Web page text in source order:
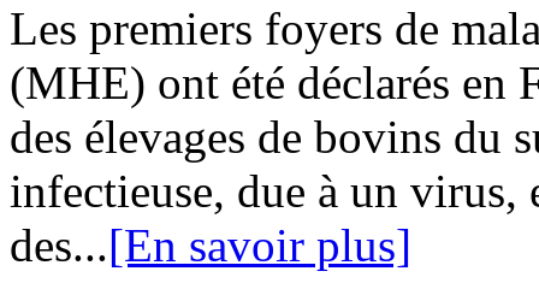
Les premiers foyers de
(MHE) ont été déclarés en
des élevages de bovins du
infectieuse, due à un virus,
des...[En savoir plus]